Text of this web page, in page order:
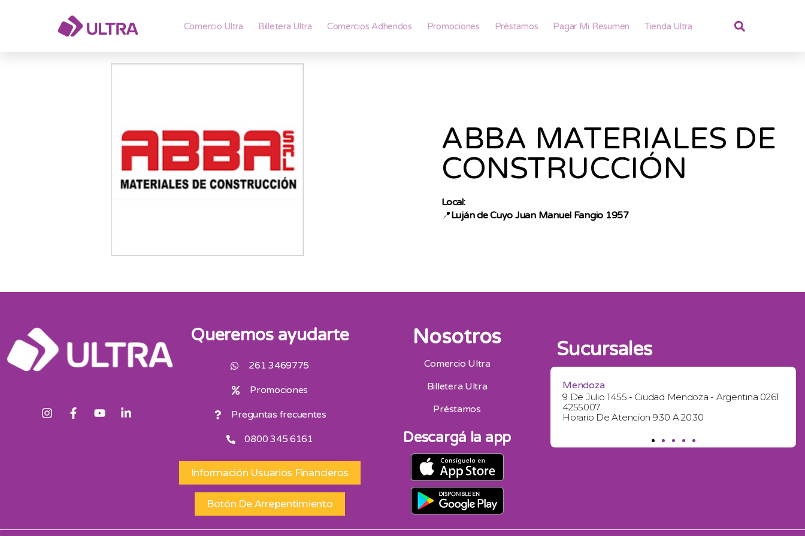
Comercio Ultra Billetera Ultra Comercios Adheridos Promociones Préstamos Pagar Mi Resumen Tienda Ultra
ABBA MATERIALES DE
CONSTRUCCIÓN
Local:
📍Luján de Cuyo Juan Manuel Fangio 1957
Queremos ayudarte
261 3469775
Promociones
Preguntas frecuentes
0800 345 6161
Información Usuarios Financieros
Botón De Arrepentimiento
Nosotros
Comercio Ultra
Billetera Ultra
Préstamos
Descargá la app
Sucursales
Horario De Atencion 9:00 A 13:00 | 16:30 A 20:30
Sábados 9:00 A 13:00
Mendoza
9 De Julio 1455 - Ciudad Mendoza - Argentina 0261
4255007
Horario De Atencion 9:30 A 20:30